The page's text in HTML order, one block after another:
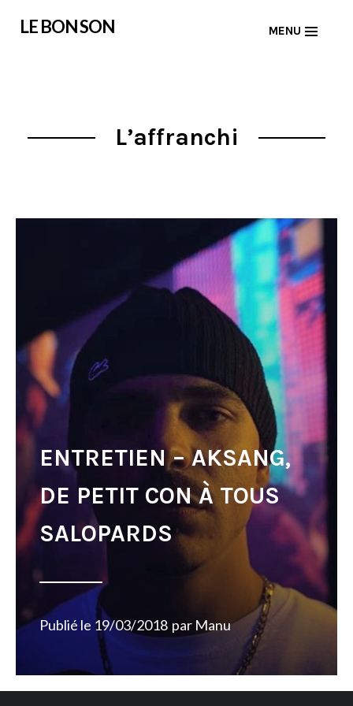
LE BON SON MENU
L’affranchi
ENTRETIEN – AKSANG,
DE PETIT CON À TOUS
SALOPARDS
Publié le 19/03/2018 par Manu